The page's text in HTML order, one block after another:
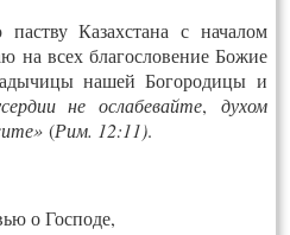
Казахстана с началом
на всех благословение Божие
нашей Богородицы и
не ослабевайте, духом
» (Рим. 12:11).
о Господе,